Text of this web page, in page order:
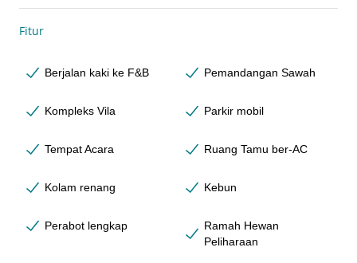
Fitur
Berjalan kaki ke F&B Pemandangan Sawah
Kompleks Vila Parkir mobil
Tempat Acara Ruang Tamu ber-AC
Kolam renang Kebun
Perabot lengkap
Ramah Hewan
Peliharaan